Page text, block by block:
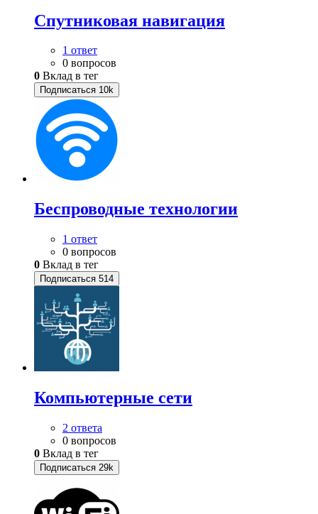
Спутниковая навигация
1 ответ
0 вопросов
0 Вклад в тег
Подписаться 10k
Беспроводные технологии
1 ответ
0 вопросов
0 Вклад в тег
Подписаться 514
Компьютерные сети
2 ответа
0 вопросов
0 Вклад в тег
Подписаться 29k